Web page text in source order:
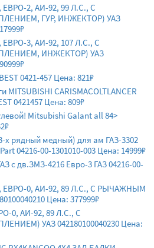
ЕВРО-2, АИ-92, 99 Л.С., С
ГУР, ИНЖЕКТОР) УАЗ
ЕВРО-3, АИ-92, 107 Л.С., С
ИНЖЕКТОР) УАЗ
0421-457 Цена: 821₽
MITSUBISHI CARISMACOLTLANCER
0421457 Цена: 809₽
Mitsubishi Galant all 84>
х рядный медный) для ам ГАЗ-3302
04216-00-1301010-003 Цена: 14999₽
с дв.ЗМЗ-4216 Евро-3 ГАЗ 04216-00-
ЕВРО-0, АИ-92, 89 Л.С., С РЫЧАЖНЫМ
Цена: 377999₽
0, АИ-92, 89 Л.С., С
УАЗ 042180100040230 Цена: